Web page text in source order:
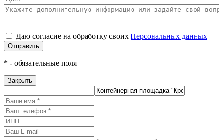
Даю согласие на обработку своих Персональных данных
Отправить
* - обязательные поля
Закрыть